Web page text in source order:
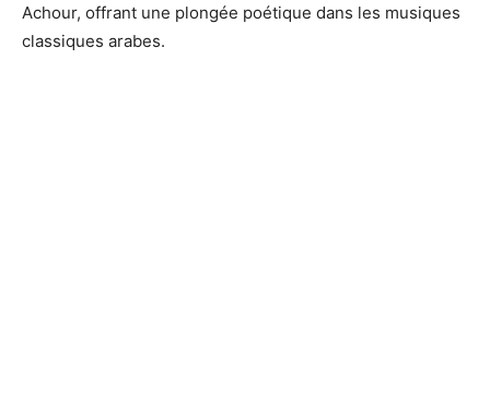
Achour, offrant une plongée poétique dans les musiques
classiques arabes.